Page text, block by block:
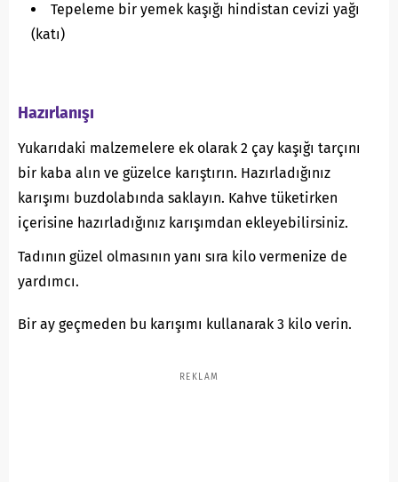
Tepeleme bir yemek kaşığı hindistan cevizi yağı
(katı)
Hazırlanışı
Yukarıdaki malzemelere ek olarak 2 çay kaşığı tarçını
bir kaba alın ve güzelce karıştırın. Hazırladığınız
karışımı buzdolabında saklayın. Kahve tüketirken
içerisine hazırladığınız karışımdan ekleyebilirsiniz.
Tadının güzel olmasının yanı sıra kilo vermenize de
yardımcı.
Bir ay geçmeden bu karışımı kullanarak 3 kilo verin.
REKLAM